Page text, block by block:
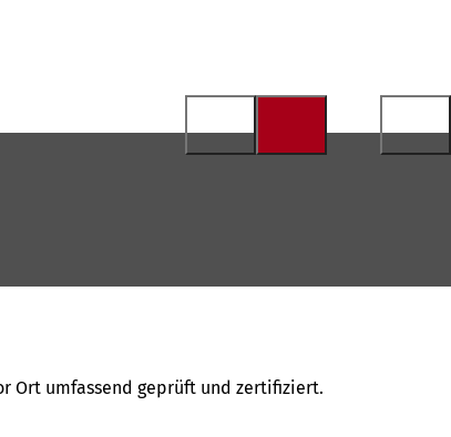
Ort umfassend geprüft und zertifiziert.